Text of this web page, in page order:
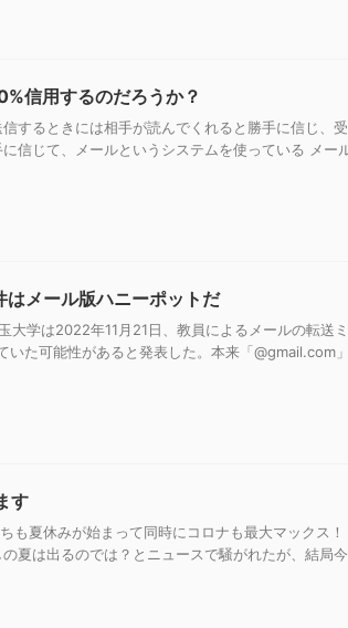
信用するのだろうか？
するときには相手が読んでくれると勝手に信じ、
信じて、メールというシステムを使っている メー
メール版ハニーポットだ
学は2022年11月21日、教員によるメールの転送
いた可能性があると発表した。本来「@gmail.com
す
も夏休みが始まって同時にコロナも最大マックス
夏は出るのでは？とニュースで騒がれたが、結局